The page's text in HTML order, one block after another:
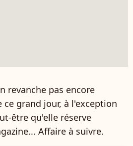
revanche pas encore
grand jour, à l'exception
être qu'elle réserve
Affaire à suivre.